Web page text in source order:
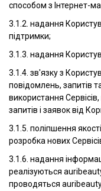
способом з Інтернет-
3.1.2. надання
підтримки;
3.1.3. надання
3.1.4. зв'язку з
повідомлень, запитів
використання
запитів і заявок від
3.1.5. поліпшення
розробка нових
3.1.6. надання
реалізуються
проводяться